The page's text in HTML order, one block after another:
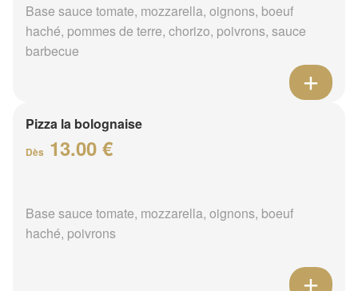
Base sauce tomate, mozzarella, oignons, boeuf
haché, pommes de terre, chorizo, poivrons, sauce
barbecue
Pizza la bolognaise
Dès 13.00 €
Base sauce tomate, mozzarella, oignons, boeuf
haché, poivrons